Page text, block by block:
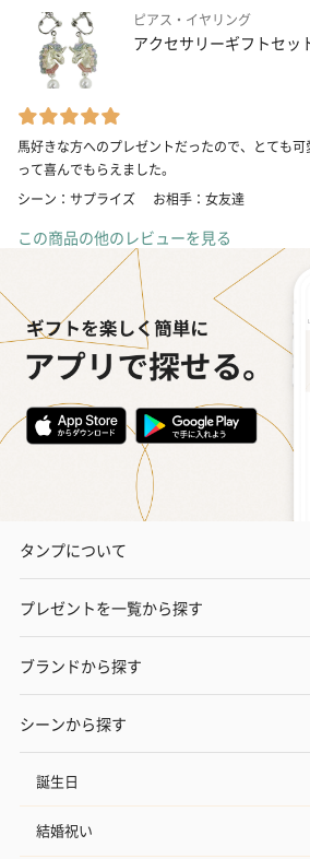
ピアス・イヤリング
アクセサリーギフトセッ
馬好きな方へのプレゼントだったので、とても
って喜んでもらえました。
シーン：サプライズ
お相手：女友達
この商品の他のレビューを見る
タンプについて
プレゼントを一覧から探す
ブランドから探す
シーンから探す
誕生日
結婚祝い